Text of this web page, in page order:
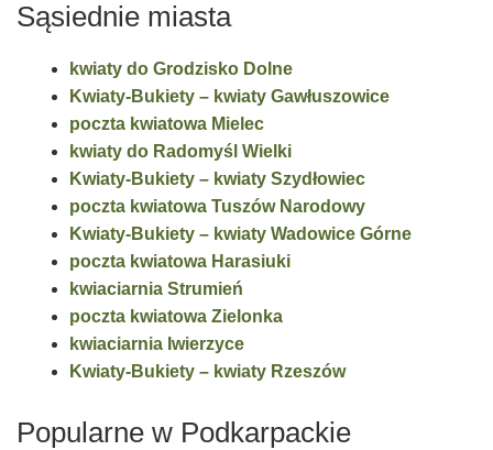
Sąsiednie miasta
kwiaty do Grodzisko Dolne
Kwiaty-Bukiety – kwiaty Gawłuszowice
poczta kwiatowa Mielec
kwiaty do Radomyśl Wielki
Kwiaty-Bukiety – kwiaty Szydłowiec
poczta kwiatowa Tuszów Narodowy
Kwiaty-Bukiety – kwiaty Wadowice Górne
poczta kwiatowa Harasiuki
kwiaciarnia Strumień
poczta kwiatowa Zielonka
kwiaciarnia Iwierzyce
Kwiaty-Bukiety – kwiaty Rzeszów
Popularne w Podkarpackie